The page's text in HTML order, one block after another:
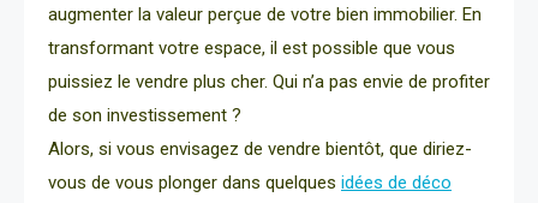
augmenter la valeur perçue de votre bien immobilier. En
transformant votre espace, il est possible que vous
puissiez le vendre plus cher. Qui n’a pas envie de profiter
de son investissement ?
Alors, si vous envisagez de vendre bientôt, que diriez-
vous de vous plonger dans quelques idées de déco